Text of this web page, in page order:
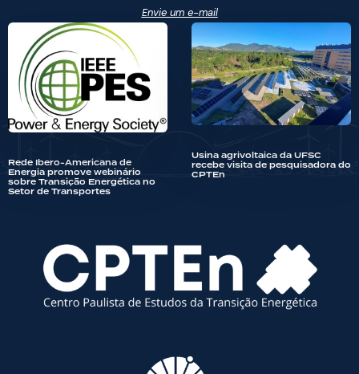
Envie um e-mail
Rede Ibero-Americana de
Energia promove webinário
sobre Transição Energética no
Setor de Transportes
Usina agrivoltaica da UFSC
recebe visita de pesquisadora do
CPTEn